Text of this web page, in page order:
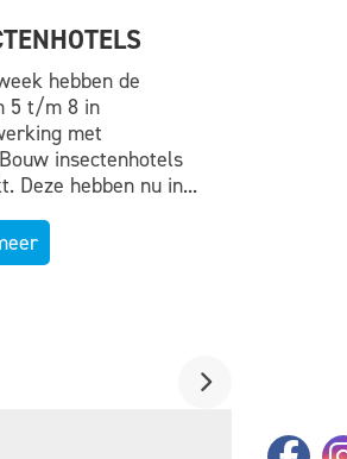
hebben de
5 t/m 8 in
met
insectenhotels
Deze hebben nu in...